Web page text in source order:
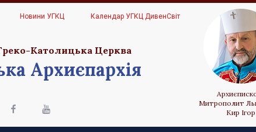
Новини УГКЦ Календар УГКЦ ДивенСвіт
Католицька Церква
Архиєпархія
Митрополит
Кир Ігор